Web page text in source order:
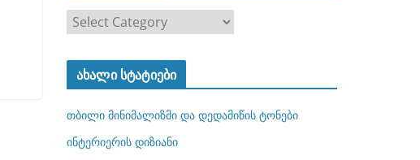
ტ
ო
რ
ახალი სტატიები
თბილი მინიმალიზმი და დედამიწის ტონები
ინტერიერის დიზიანი